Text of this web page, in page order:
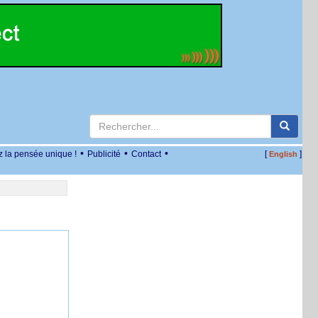
la pensée unique ! • Publicité • Contact • [English ]